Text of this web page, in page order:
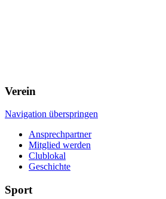
Verein
Navigation überspringen
Ansprechpartner
Mitglied werden
Clublokal
Geschichte
Sport